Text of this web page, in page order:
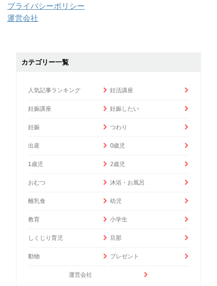
プライバシーポリシー
運営会社
カテゴリー一覧
人気記事ランキング 妊活講座
妊娠講座 妊娠したい
妊娠 つわり
出産 0歳児
1歳児 2歳児
おむつ 沐浴・お風呂
離乳食 幼児
教育 小学生
しくじり育児 旦那
動物 プレゼント
運営会社